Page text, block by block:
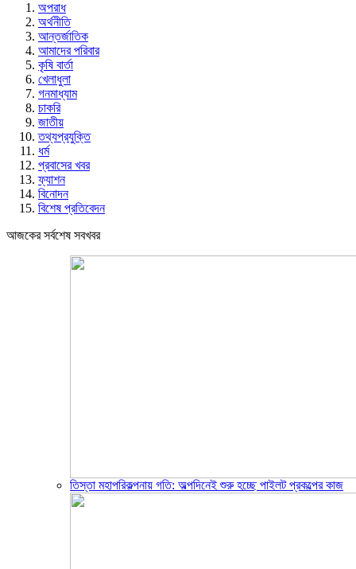
অপরাধ
অর্থনীতি
আন্তর্জাতিক
আমাদের পরিবার
কৃষি বার্তা
খেলাধুলা
গনমাধ্যাম
চাকরি
জাতীয়
তথ্যপ্রযুক্তি
ধর্ম
প্রবাসের খবর
ফ্যাশন
বিনোদন
বিশেষ প্রতিবেদন
আজকের সর্বশেষ সবখবর
তিস্তা মহাপরিকল্পনায় গতি: অল্পদিনেই শুরু হচ্ছে পাইলট প্রকল্পের কাজ